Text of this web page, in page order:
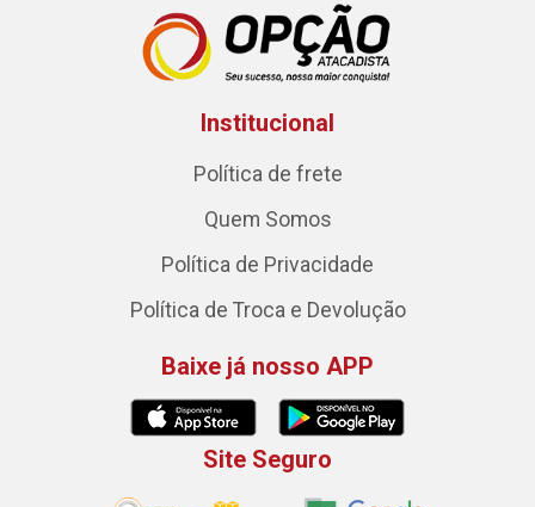
Institucional
Política de frete
Quem Somos
Política de Privacidade
Política de Troca e Devolução
Baixe já nosso APP
Site Seguro